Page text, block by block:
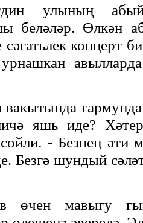
улының
беләләр. Өлкән
концерт
гармунда
яшь иде?
- Безнең әти
Безгә шундый
өчен мавыгу